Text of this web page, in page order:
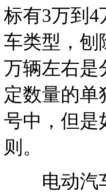
标有3万到
车类型，刨
万辆左右是
定数量的单
号中，但是
则。
电动汽车